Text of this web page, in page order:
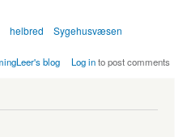
helbred Sygehusvæsen
blog Log into post comments